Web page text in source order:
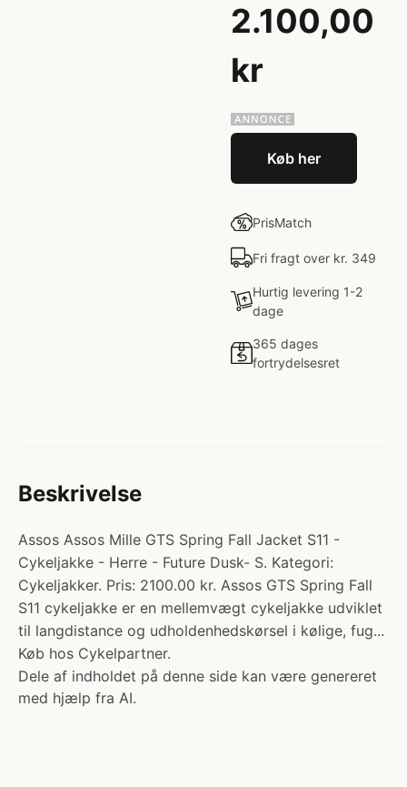
2.100,00
kr
Køb her
PrisMatch
Fri fragt over kr. 349
Hurtig levering 1-2
dage
365 dages
fortrydelsesret
Beskrivelse
Assos Assos Mille GTS Spring Fall Jacket S11 -
Cykeljakke - Herre - Future Dusk- S. Kategori:
Cykeljakker. Pris: 2100.00 kr. Assos GTS Spring Fall
S11 cykeljakke er en mellemvægt cykeljakke udviklet
til langdistance og udholdenhedskørsel i kølige, fug...
Køb hos Cykelpartner.
Dele af indholdet på denne side kan være genereret
med hjælp fra AI.